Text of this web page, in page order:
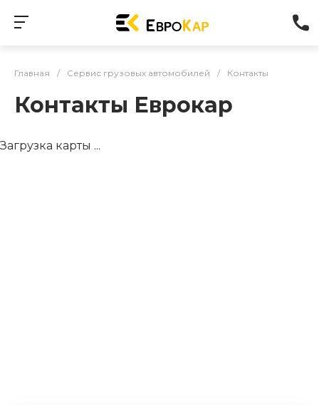
Главная / Сервис грузовых автомобилей / Контакты
Контакты Еврокар
Загрузка карты ...